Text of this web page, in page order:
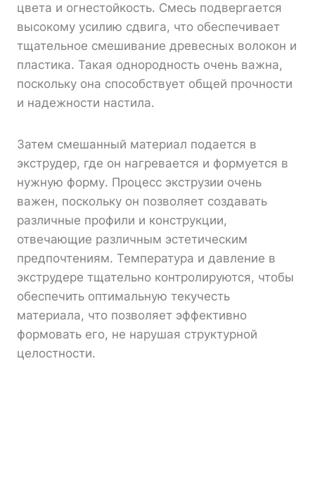
цвета и огнестойкость. Смесь подвергается
высокому усилию сдвига, что обеспечивает
тщательное смешивание древесных волокон и
пластика. Такая однородность очень важна,
поскольку она способствует общей прочности
и надежности настила.
Затем смешанный материал подается в
экструдер, где он нагревается и формуется в
нужную форму. Процесс экструзии очень
важен, поскольку он позволяет создавать
различные профили и конструкции,
отвечающие различным эстетическим
предпочтениям. Температура и давление в
экструдере тщательно контролируются, чтобы
обеспечить оптимальную текучесть
материала, что позволяет эффективно
формовать его, не нарушая структурной
целостности.